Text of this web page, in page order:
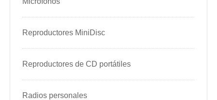
Reproductores MiniDisc
Reproductores de CD portátiles
Radios personales